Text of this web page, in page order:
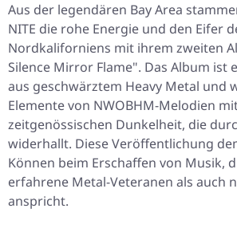
Aus der legendären Bay Area
NITE die rohe Energie und den Eifer
Nordkaliforniens mit ihrem zweiten
Silence Mirror Flame". Das Album ist
aus geschwärztem Heavy Metal und
Elemente von NWOBHM-Melodien
zeitgenössischen Dunkelheit, die
widerhallt. Diese Veröffentlichung
Können beim Erschaffen von Musik,
erfahrene Metal-Veteranen als auch
anspricht.